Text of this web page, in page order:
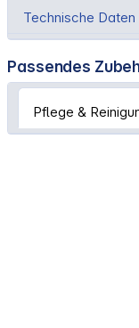
Technische Daten
Passendes
Pflege &